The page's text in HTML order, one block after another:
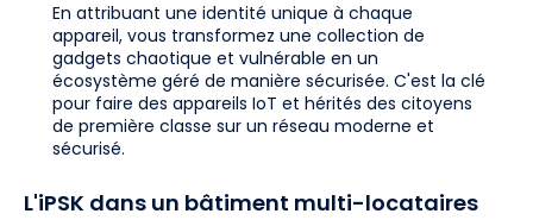
En attribuant une identité unique à chaque
appareil, vous transformez une collection de
gadgets chaotique et vulnérable en un
écosystème géré de manière sécurisée. C'est la clé
pour faire des appareils IoT et hérités des citoyens
de première classe sur un réseau moderne et
sécurisé.
L'iPSK dans un bâtiment multi-locataires